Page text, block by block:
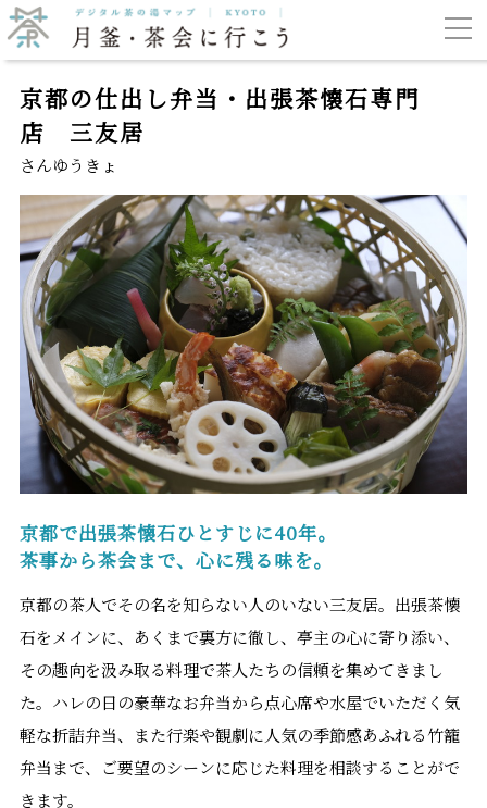
京都の仕出し弁当・出張茶懐石専門
店 三友居
さんゆうきょ
京都で出張茶懐石ひとすじに40年。
茶事から茶会まで、心に残る味を。
京都の茶人でその名を知らない人のいない三友居。出張茶懐
石をメインに、あくまで裏方に徹し、亭主の心に寄り添い、
その趣向を汲み取る料理で茶人たちの信頼を集めてきまし
た。ハレの日の豪華なお弁当から点心席や水屋でいただく気
軽な折詰弁当、また行楽や観劇に人気の季節感あふれる竹籠
弁当まで、ご要望のシーンに応じた料理を相談することがで
きます。